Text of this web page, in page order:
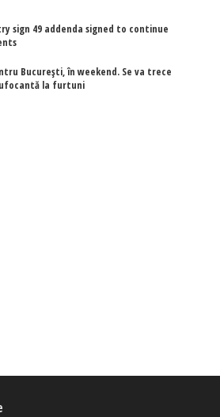
sign 49 addenda signed to continue
București, în weekend. Se va trece
la furtuni